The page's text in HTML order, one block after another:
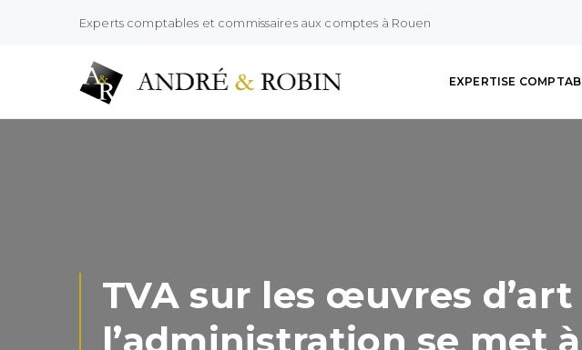
Experts comptables et commissaires aux comptes à Rouen
EXPERTISE
TVA sur les œuvres
l’administration se met